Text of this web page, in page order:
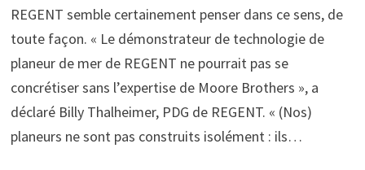
REGENT semble certainement penser dans ce sens, de
toute façon. « Le démonstrateur de technologie de
planeur de mer de REGENT ne pourrait pas se
concrétiser sans l’expertise de Moore Brothers », a
déclaré Billy Thalheimer, PDG de REGENT. « (Nos)
planeurs ne sont pas construits isolément : ils…